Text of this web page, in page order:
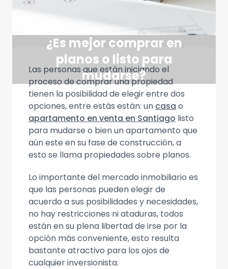
¿Es mejor comprar en
planos o listo para
mudarse?
Las personas que están iniciando el
proceso de comprar una propiedad
tienen la posibilidad de elegir entre dos
opciones, entre estás están: un casa o
apartamento en venta en Santiago listo
para mudarse o bien un apartamento que
aún este en su fase de construcción, a
esto se llama propiedades sobre planos.
Lo importante del mercado inmobiliario es
que las personas pueden elegir de
acuerdo a sus posibilidades y necesidades,
no hay restricciones ni ataduras, todos
están en su plena libertad de irse por la
opción más conveniente, esto resulta
bastante atractivo para los ojos de
cualquier inversionista.